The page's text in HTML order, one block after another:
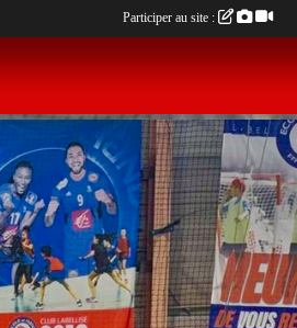
Participer au site :